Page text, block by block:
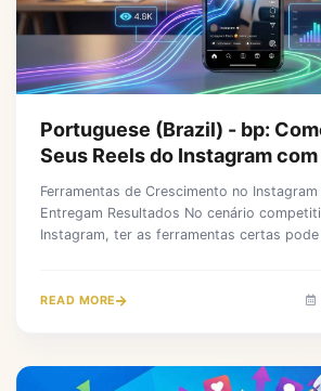
Portuguese (Brazil) - bp:
Seus Reels do Instagram
de Análise em Tempo Real
Ferramentas de Crescimento no Instagram
Entregam Resultados No cenário
Instagram, ter as ferramentas certas pode
READ MORE